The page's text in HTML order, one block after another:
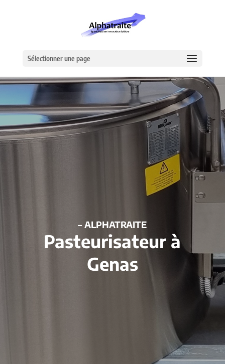
Sélectionner une page
– ALPHATRAITE
Pasteurisateur à
Genas